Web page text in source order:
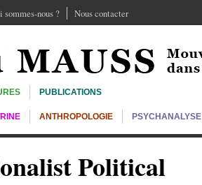
sommes-nous ? Nous contacter
PUBLICATIONS
ANTHROPOLOGIE PSYCHANALYSE
Political